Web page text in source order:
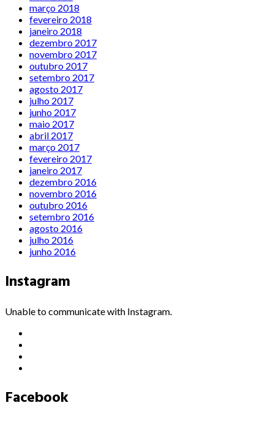
março 2018
fevereiro 2018
janeiro 2018
dezembro 2017
novembro 2017
outubro 2017
setembro 2017
agosto 2017
julho 2017
junho 2017
maio 2017
abril 2017
março 2017
fevereiro 2017
janeiro 2017
dezembro 2016
novembro 2016
outubro 2016
setembro 2016
agosto 2016
julho 2016
junho 2016
Instagram
Unable to communicate with Instagram.
Facebook